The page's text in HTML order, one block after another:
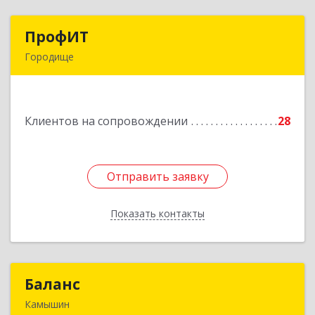
ПрофИТ
Городище
Клиентов на сопровождении 28
Отправить заявку
Показать контакты
Подробнее
Отправить заявку
Назад
Баланс
Камышин